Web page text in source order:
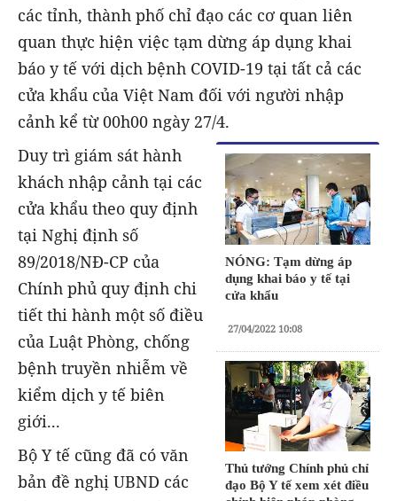
các tỉnh, thành phố chỉ đạo các cơ quan liên
quan thực hiện việc tạm dừng áp dụng khai
báo y tế với dịch bệnh COVID-19 tại tất cả các
cửa khẩu của Việt Nam đối với người nhập
cảnh kể từ 00h00 ngày 27/4.
NÓNG: Tạm dừng áp
dụng khai báo y tế tại
cửa khẩu
27/04/2022 10:08
Thủ tướng Chính phủ chỉ
đạo Bộ Y tế xem xét điều
Duy trì giám sát hành
khách nhập cảnh tại các
cửa khẩu theo quy định
tại Nghị định số
89/2018/NĐ-CP của
Chính phủ quy định chi
tiết thi hành một số điều
của Luật Phòng, chống
bệnh truyền nhiễm về
kiểm dịch y tế biên
giới...
Bộ Y tế cũng đã có văn
bản đề nghị UBND các